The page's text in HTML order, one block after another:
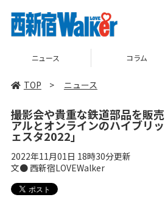
ニュース コラム
TOP > ニュース
撮影会や貴重な鉄道部品を販
アルとオンラインのハイブリ
ェスタ2022」
2022年11月01日 18時30分更新
文● 西新宿LOVEWalker